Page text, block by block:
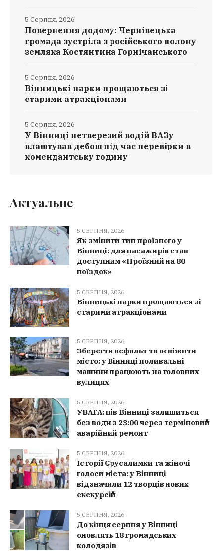
Повернення додому: Чернівецька
громада зустріла з російського полону
земляка Костянтина Горнічанського
5 Серпня, 2026
Вінницькі парки прощаються зі
старими атракціонами
5 Серпня, 2026
У Вінниці нетверезий водій ВАЗу
влаштував дебош під час перевірки в
комендантську годину
5 Серпня, 2026
Актуальне
5 СЕРПНЯ, 2026
Як змінити тип проїзного у
Вінниці: для пасажирів став
доступним «Проїзний на 80
поїздок»
5 СЕРПНЯ, 2026
Вінницькі парки прощаються зі
старими атракціонами
5 СЕРПНЯ, 2026
Зберегти асфальт та освіжити
місто: у Вінниці поливальні
машини працюють на головних
вулицях
5 СЕРПНЯ, 2026
УВАГА: пів Вінниці залишиться
без води з 23:00 через терміновий
аварійний ремонт
5 СЕРПНЯ, 2026
Історії Єрусалимки та жіночі
голоси міста: у Вінниці
відзначили 12 творців нових
екскурсій
5 СЕРПНЯ, 2026
До кінця серпня у Вінниці
оновлять 18 громадських
колодязів